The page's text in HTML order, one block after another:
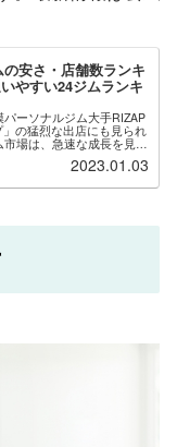
の安さ・店舗数ランキ
やすい24ジムランキ
ーソナルジム大手RIZAP
の猛烈な出店にも見られ
場は、急速な成長を見せ
経営や自動入退館システ
トを下げた低価格...2023.01.03